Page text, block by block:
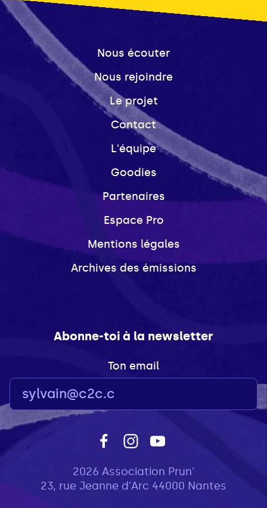
Nous écouter
Nous rejoindre
Le projet
Contact
L'équipe
Goodies
Partenaires
Espace Pro
Mentions légales
Archives des émissions
Abonne-toi à la newsletter
Ton email
2026 Association Prun'
23, rue Jeanne d'Arc 44000 Nantes